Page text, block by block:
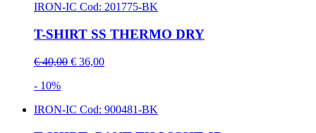
IRON-IC Cod: 201775-BK
T-SHIRT SS THERMO DRY
€ 40,00 € 36,00
- 10%
IRON-IC Cod: 900481-BK